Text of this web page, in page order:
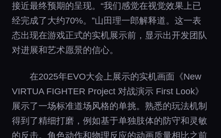
接近最终预期的呈现。“我们感觉在视觉效果上已
经完成了大约70%。”山田理一郎解释道。这一表
态出现在游戏正式的实机展示前，显示出开发团队
对进展和艺术愿景的信心。
在2025年EVO大会上展示的实机画面《New
VIRTUA FIGHTER Project 对战演示 First Look》
展示了一场标准道场风格的单挑。熟悉的玩法机制
得到了精细打磨，例如基于单独肢体的防守和灵敏
的反击。角色动作和物理反应的动画质量相比之前